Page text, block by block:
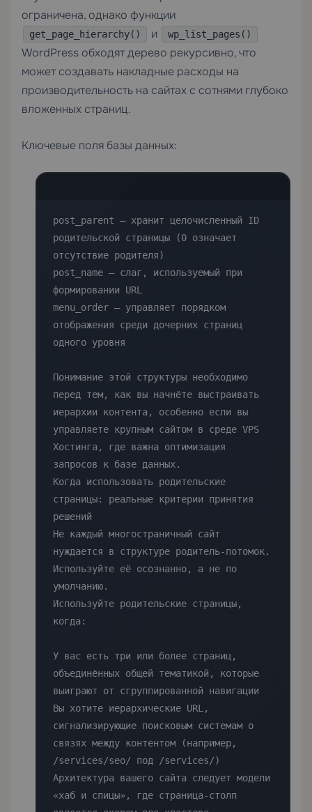
ограничена, однако функции
get_page_hierarchy() и wp_list_pages()
WordPress обходят дерево рекурсивно, что
может создавать накладные расходы на
производительность на сайтах с сотнями глубоко
вложенных страниц.
Ключевые поля базы данных:
post_parent — хранит целочисленный ID
родительской страницы (0 означает
отсутствие родителя)
post_name — слаг, используемый при
формировании URL
menu_order — управляет порядком
отображения среди дочерних страниц
одного уровня
Понимание этой структуры необходимо
перед тем, как вы начнёте выстраивать
иерархии контента, особенно если вы
управляете крупным сайтом в среде VPS
Хостинга, где важна оптимизация
запросов к базе данных.
Когда использовать родительские
страницы: реальные критерии принятия
решений
Не каждый многостраничный сайт
нуждается в структуре родитель-потомок.
Используйте её осознанно, а не по
умолчанию.
Используйте родительские страницы,
когда:
У вас есть три или более страниц,
объединённых общей тематикой, которые
выиграют от сгруппированной навигации
Вы хотите иерархические URL,
сигнализирующие поисковым системам о
связях между контентом (например,
/services/seo/ под /services/)
Архитектура вашего сайта следует модели
«хаб и спицы», где страница-столп